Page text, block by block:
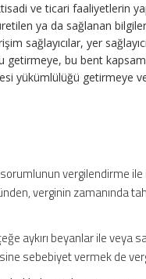
ve ticari faaliyetlerin
ya da sağlanan
sağlayıcılar, yer
getirmeye, bu bent
yükümlülüğü getirmeye
vergilendirme
verginin zamanında
aykırı beyanlar ile veya
sebebiyet vermek de